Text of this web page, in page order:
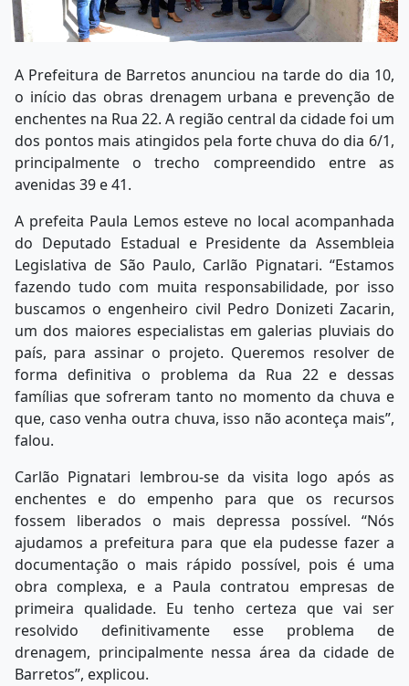
A Prefeitura de Barretos anunciou na tarde do dia 10,
o início das obras drenagem urbana e prevenção de
enchentes na Rua 22. A região central da cidade foi um
dos pontos mais atingidos pela forte chuva do dia 6/1,
principalmente o trecho compreendido entre as
avenidas 39 e 41.
A prefeita Paula Lemos esteve no local acompanhada
do Deputado Estadual e Presidente da Assembleia
Legislativa de São Paulo, Carlão Pignatari. “Estamos
fazendo tudo com muita responsabilidade, por isso
buscamos o engenheiro civil Pedro Donizeti Zacarin,
um dos maiores especialistas em galerias pluviais do
país, para assinar o projeto. Queremos resolver de
forma definitiva o problema da Rua 22 e dessas
famílias que sofreram tanto no momento da chuva e
que, caso venha outra chuva, isso não aconteça mais”,
falou.
Carlão Pignatari lembrou-se da visita logo após as
enchentes e do empenho para que os recursos
fossem liberados o mais depressa possível. “Nós
ajudamos a prefeitura para que ela pudesse fazer a
documentação o mais rápido possível, pois é uma
obra complexa, e a Paula contratou empresas de
primeira qualidade. Eu tenho certeza que vai ser
resolvido definitivamente esse problema de
drenagem, principalmente nessa área da cidade de
Barretos”, explicou.